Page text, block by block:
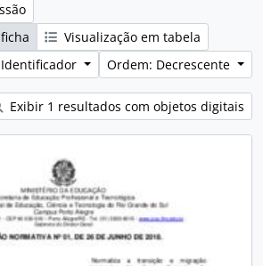
Visualização em tabela
Ordem: Decrescente
Exibir 1 resultados com objetos digitais